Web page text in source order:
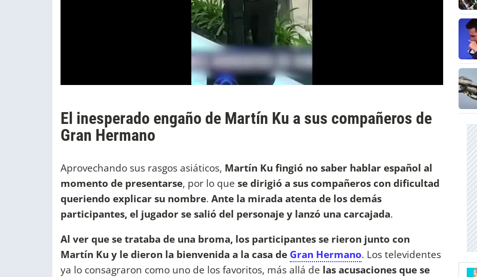
El inesperado engaño de Martín Ku a sus compañeros de
Gran Hermano
Aprovechando sus rasgos asiáticos, Martín Ku fingió no saber hablar español al
momento de presentarse, por lo que se dirigió a sus compañeros con dificultad
queriendo explicar su nombre. Ante la mirada atenta de los demás
participantes, el jugador se salió del personaje y lanzó una carcajada.
Al ver que se trataba de una broma, los participantes se rieron junto con
Martín Ku y le dieron la bienvenida a la casa de Gran Hermano. Los televidentes
ya lo consagraron como uno de los favoritos, más allá de las acusaciones que se